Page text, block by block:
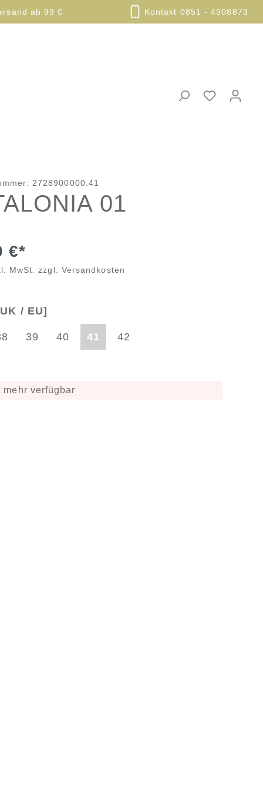
ab 99 € Kontakt 0851 - 4908873
01
2728900000.41
€*
MwSt. zzgl. Versandkosten
mehr verfügbar
/ EU]
39 40 41 42